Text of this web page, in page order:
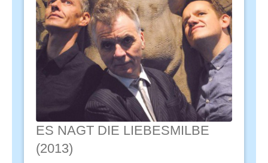
ES NAGT DIE LIEBESMILBE
(2013)